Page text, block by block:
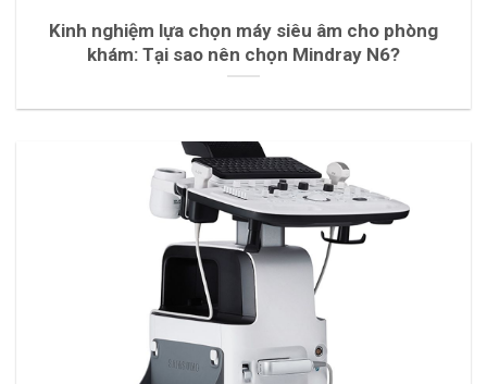
Kinh nghiệm lựa chọn máy siêu âm cho phòng
khám: Tại sao nên chọn Mindray N6?